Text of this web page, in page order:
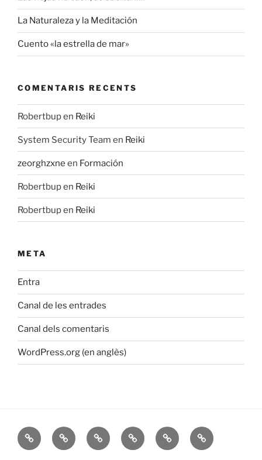
La Naturaleza y la Meditación
Cuento «la estrella de mar»
COMENTARIS RECENTS
Robertbupen Reiki
System Security Team en Reiki
zeorghzxne en Formación
Robertbupen Reiki
Robertbupen Reiki
META
Entra
Canal de les entrades
Canal dels comentaris
WordPress.org (en anglès)
Inicio
Sobre
mi
Reiki
Mis
Libros
María
Magdalena
Contacta